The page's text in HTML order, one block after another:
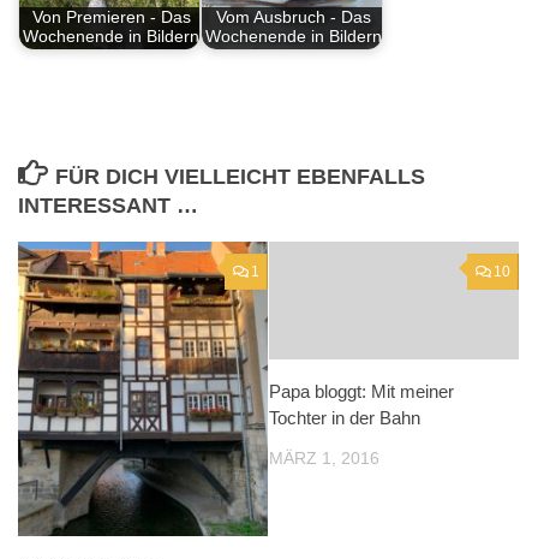
Von Premieren - Das
Wochenende in Bildern
Vom Ausbruch - Das
Wochenende in Bildern
FÜR DICH VIELLEICHT EBENFALLS
INTERESSANT …
1 10
Papa bloggt: Mit meiner
Tochter in der Bahn
MÄRZ 1, 2016